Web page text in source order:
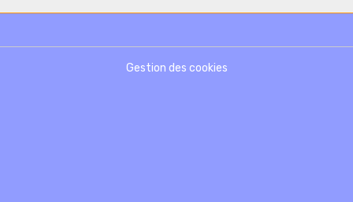
Gestion des cookies